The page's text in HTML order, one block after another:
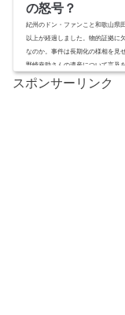
の怒号？
紀州のドン・ファンこと和歌山県
以上が経過しました。物的証拠に
なのか。事件は長期化の様相を見
野崎幸助さんの遺産について言及
な行動。50億円とも言われる野
という悲痛な願い...
スポンサーリンク